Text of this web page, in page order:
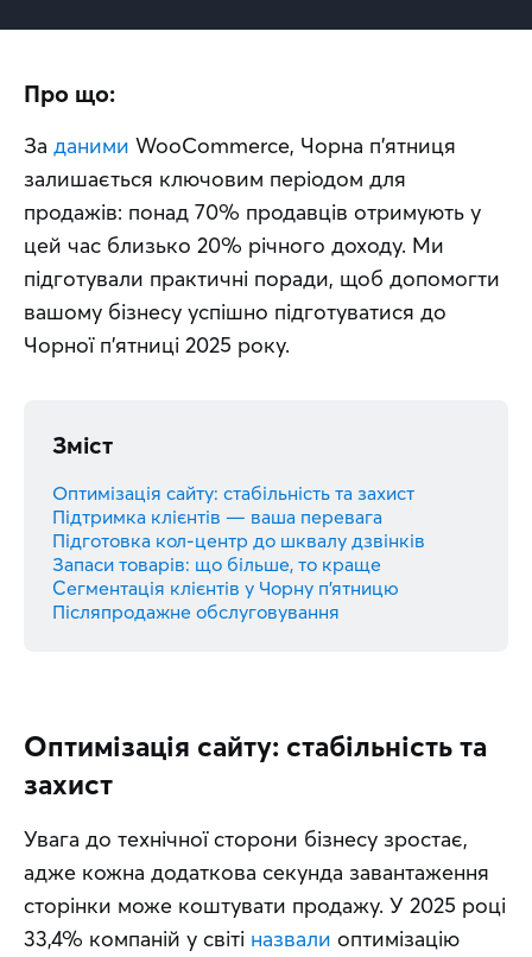
Про що:
За даними WooCommerce, Чорна п’ятниця
залишається ключовим періодом для
продажів: понад 70% продавців отримують у
цей час близько 20% річного доходу. Ми
підготували практичні поради, щоб допомогти
вашому бізнесу успішно підготуватися до
Чорної п’ятниці 2025 року.
Зміст
Оптимізація сайту: стабільність та захист
Підтримка клієнтів — ваша перевага
Підготовка кол-центр до шквалу дзвінків
Запаси товарів: що більше, то краще
Сегментація клієнтів у Чорну п’ятницю
Післяпродажне обслуговування
Оптимізація сайту: стабільність та
захист
Увага до технічної сторони бізнесу зростає,
адже кожна додаткова секунда завантаження
сторінки може коштувати продажу. У 2025 році
33,4% компаній у світі назвали оптимізацію